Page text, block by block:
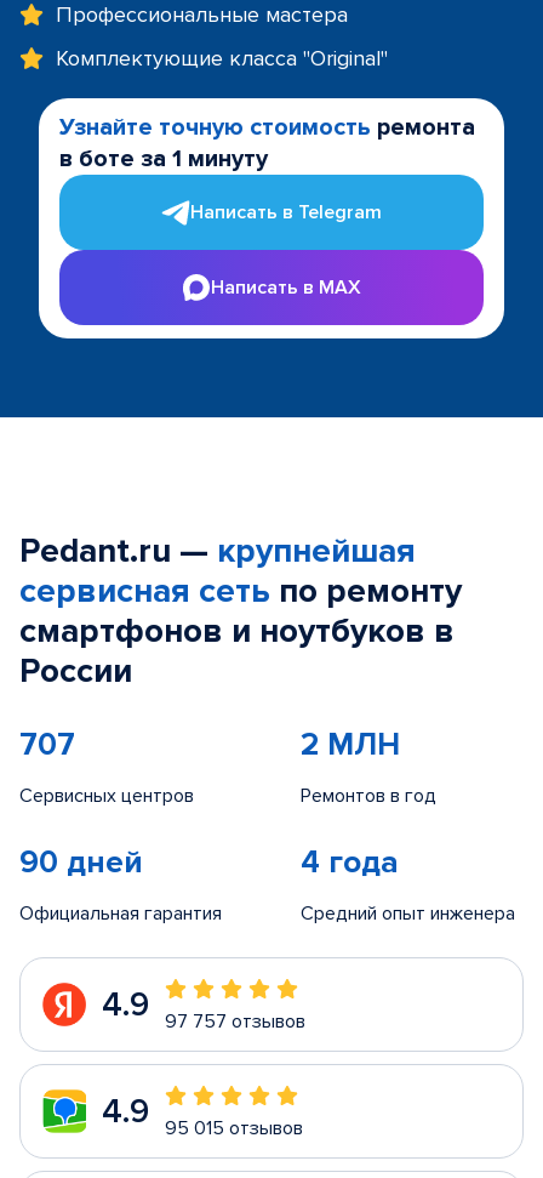
Профессиональные мастера
Комплектующие класса "Original"
Узнайте точную стоимость ремонта
в боте за 1 минуту
Написать в Telegram
Написать в MAX
Pedant.ru — крупнейшая
сервисная сеть по ремонту
смартфонов и ноутбуков в
России
707
Сервисных центров
2 МЛН
Ремонтов в год
90 дней
Официальная гарантия
4 года
Средний опыт инженера
4.9 97 757 отзывов
4.9 95 015 отзывов